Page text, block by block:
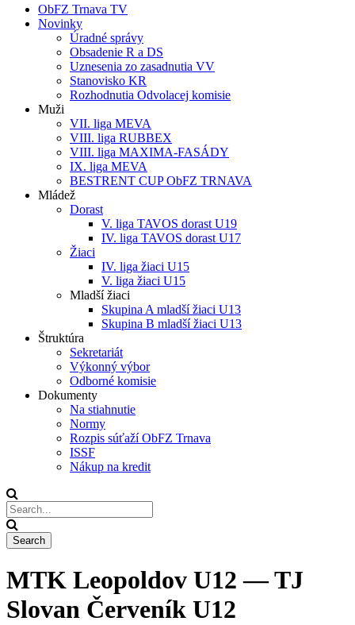
ObFZ Trnava TV
Novinky
Úradné správy
Obsadenie R a DS
Uznesenia zo zasadnutia VV
Stanovisko KR
Rozhodnutia Odvolacej komisie
Muži
VII. liga MEVA
VIII. liga RUBBEX
VIII. liga MAXIMA-FASÁDY
IX. liga MEVA
BESTRENT CUP ObFZ TRNAVA
Mládež
Dorast
V. liga TAVOS dorast U19
IV. liga TAVOS dorast U17
Žiaci
IV. liga žiaci U15
V. liga žiaci U15
Mladší žiaci
Skupina A mladší žiaci U13
Skupina B mladší žiaci U13
Štruktúra
Sekretariát
Výkonný výbor
Odborné komisie
Dokumenty
Na stiahnutie
Normy
Rozpis súťaží ObFZ Trnava
ISSF
Nákup na kredit
MTK Leopoldov U12 — TJ
Slovan Červeník U12